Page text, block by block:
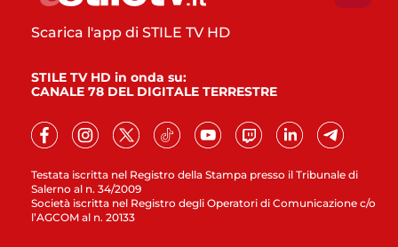
Testata iscritta nel Registro della Stampa presso il Tribunale di
Salerno al n. 34/2009
Società iscritta nel Registro degli Operatori di Comunicazione c/o
l’AGCOM al n. 20133
Scarica l'app di STILE TV HD
STILE TV HD in onda su:
CANALE 78 DEL DIGITALE TERRESTRE